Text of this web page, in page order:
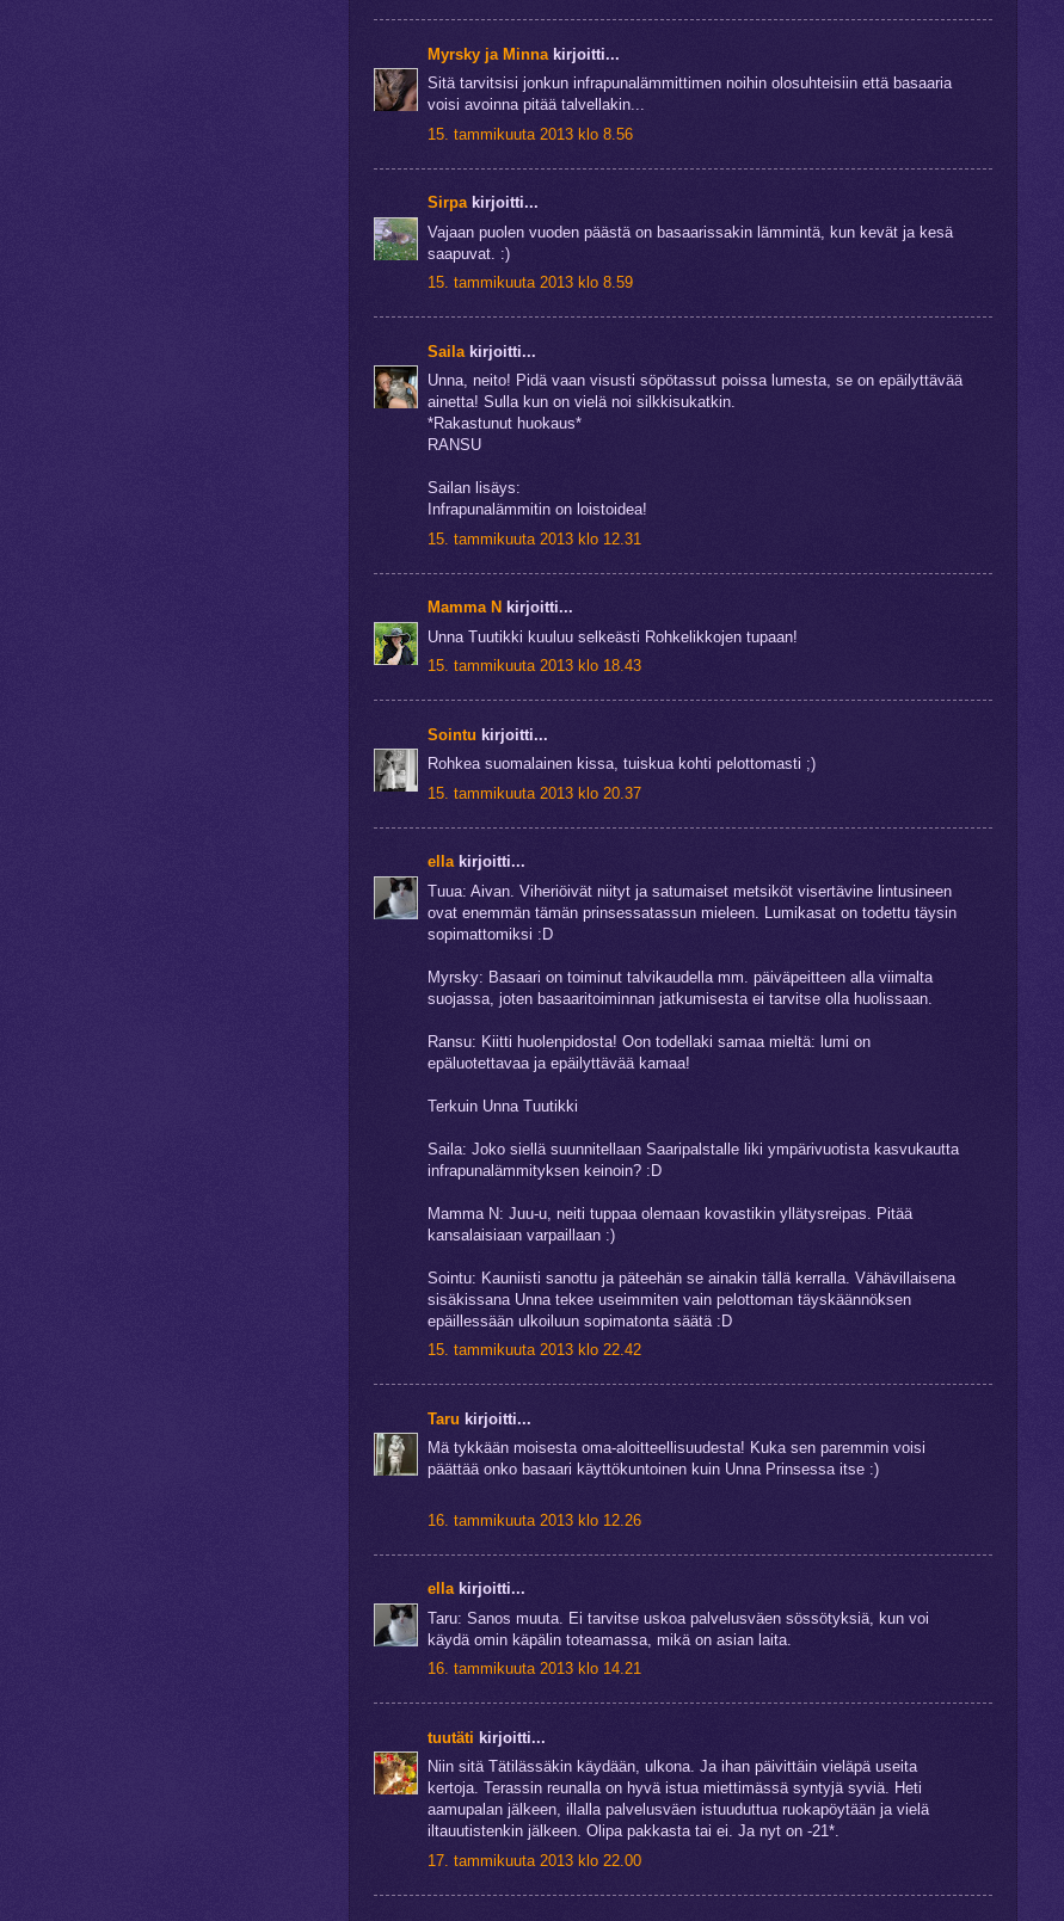
Myrsky ja Minna kirjoitti...
Sitä tarvitsisi jonkun infrapunalämmittimen noihin olosuhteisiin että basaaria
voisi avoinna pitää talvellakin...
15. tammikuuta 2013 klo 8.56
Sirpa kirjoitti...
Vajaan puolen vuoden päästä on basaarissakin lämmintä, kun kevät ja kesä
saapuvat. :)
15. tammikuuta 2013 klo 8.59
Saila kirjoitti...
Unna, neito! Pidä vaan visusti söpötassut poissa lumesta, se on epäilyttävää
ainetta! Sulla kun on vielä noi silkkisukatkin.
*Rakastunut huokaus*
RANSU
Sailan lisäys:
Infrapunalämmitin on loistoidea!
15. tammikuuta 2013 klo 12.31
Mamma N kirjoitti...
Unna Tuutikki kuuluu selkeästi Rohkelikkojen tupaan!
15. tammikuuta 2013 klo 18.43
Sointu kirjoitti...
Rohkea suomalainen kissa, tuiskua kohti pelottomasti ;)
15. tammikuuta 2013 klo 20.37
ellakirjoitti...
Tuua: Aivan. Viheriöivät niityt ja satumaiset metsiköt visertävine lintusineen
ovat enemmän tämän prinsessatassun mieleen. Lumikasat on todettu täysin
sopimattomiksi :D
Myrsky: Basaari on toiminut talvikaudella mm. päiväpeitteen alla viimalta
suojassa, joten basaaritoiminnan jatkumisesta ei tarvitse olla huolissaan.
Ransu: Kiitti huolenpidosta! Oon todellaki samaa mieltä: lumi on
epäluotettavaa ja epäilyttävää kamaa!
Terkuin Unna Tuutikki
Saila: Joko siellä suunnitellaan Saaripalstalle liki ympärivuotista kasvukautta
infrapunalämmityksen keinoin? :D
Mamma N: Juu-u, neiti tuppaa olemaan kovastikin yllätysreipas. Pitää
kansalaisiaan varpaillaan :)
Sointu: Kauniisti sanottu ja päteehän se ainakin tällä kerralla. Vähävillaisena
sisäkissana Unna tekee useimmiten vain pelottoman täyskäännöksen
epäillessään ulkoiluun sopimatonta säätä :D
15. tammikuuta 2013 klo 22.42
Taru kirjoitti...
Mä tykkään moisesta oma-aloitteellisuudesta! Kuka sen paremmin voisi
päättää onko basaari käyttökuntoinen kuin Unna Prinsessa itse :)
16. tammikuuta 2013 klo 12.26
ellakirjoitti...
Taru: Sanos muuta. Ei tarvitse uskoa palvelusväen sössötyksiä, kun voi
käydä omin käpälin toteamassa, mikä on asian laita.
16. tammikuuta 2013 klo 14.21
tuutäti kirjoitti...
Niin sitä Tätilässäkin käydään, ulkona. Ja ihan päivittäin vieläpä useita
kertoja. Terassin reunalla on hyvä istua miettimässä syntyjä syviä. Heti
aamupalan jälkeen, illalla palvelusväen istuuduttua ruokapöytään ja vielä
iltauutistenkin jälkeen. Olipa pakkasta tai ei. Ja nyt on -21*.
17. tammikuuta 2013 klo 22.00